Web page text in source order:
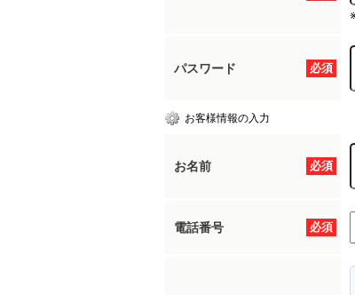
必須
パスワード
お客様情報の入力
必須
お名前
必須
電話番号